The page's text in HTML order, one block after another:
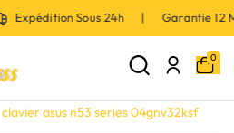
Expédition Sous 24h | Garantie
0
clavier asus n53 series 04gnv32ksf